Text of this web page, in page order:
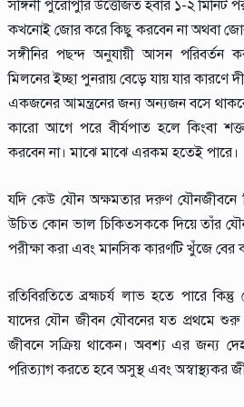
সঙ্গিনী পুরোপুরি উত্তেজিত হবার ১-২ মিনিট
কখনোই জোর করে কিছু করবেন না অথবা জোর
সঙ্গীনির পছন্দ অনুযায়ী আসন পরিবর্তন
মিলনের ইচ্ছা পুনরায় বেড়ে যায় যার কারণে
একজনের আমন্ত্রনের জন্য অন্যজন বসে
কারো আগে পরে বীর্যপাত হলে কিংবা
করবেন না। মাঝে মাঝে এরকম হতেই পারে।
যদি কেউ যৌন অক্ষমতার দরুণ যৌনজীবনে
উচিত্‍ কোন ভাল চিকিত্‍সককে দিয়ে তাঁর
পরীক্ষা করা এবং মানসিক কারণটি খুঁজে বের
রতিবিরতিতে ব্রহ্মচর্য লাভ হতে পারে
যাদের যৌন জীবন যৌবনের যত প্রথমে
জীবনে সক্রিয় থাকেন। অবশ্য এর জন্য
পরিত্যাগ করতে হবে অসুস্থ এবং অস্বাস্থ্যকর